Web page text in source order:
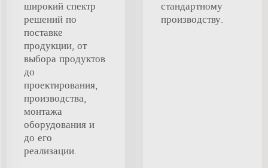
широкий спектр
решений по
поставке
продукции, от
выбора продуктов
до
проектирования,
производства,
монтажа
оборудования и
до его
реализации.
стандартному
производству.